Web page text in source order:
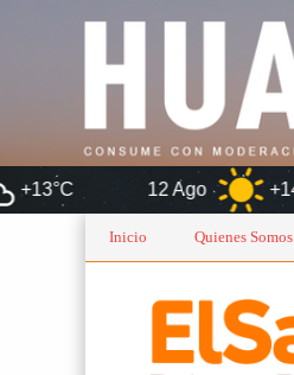
12 Ago +14°C
Inicio Quienes Somos